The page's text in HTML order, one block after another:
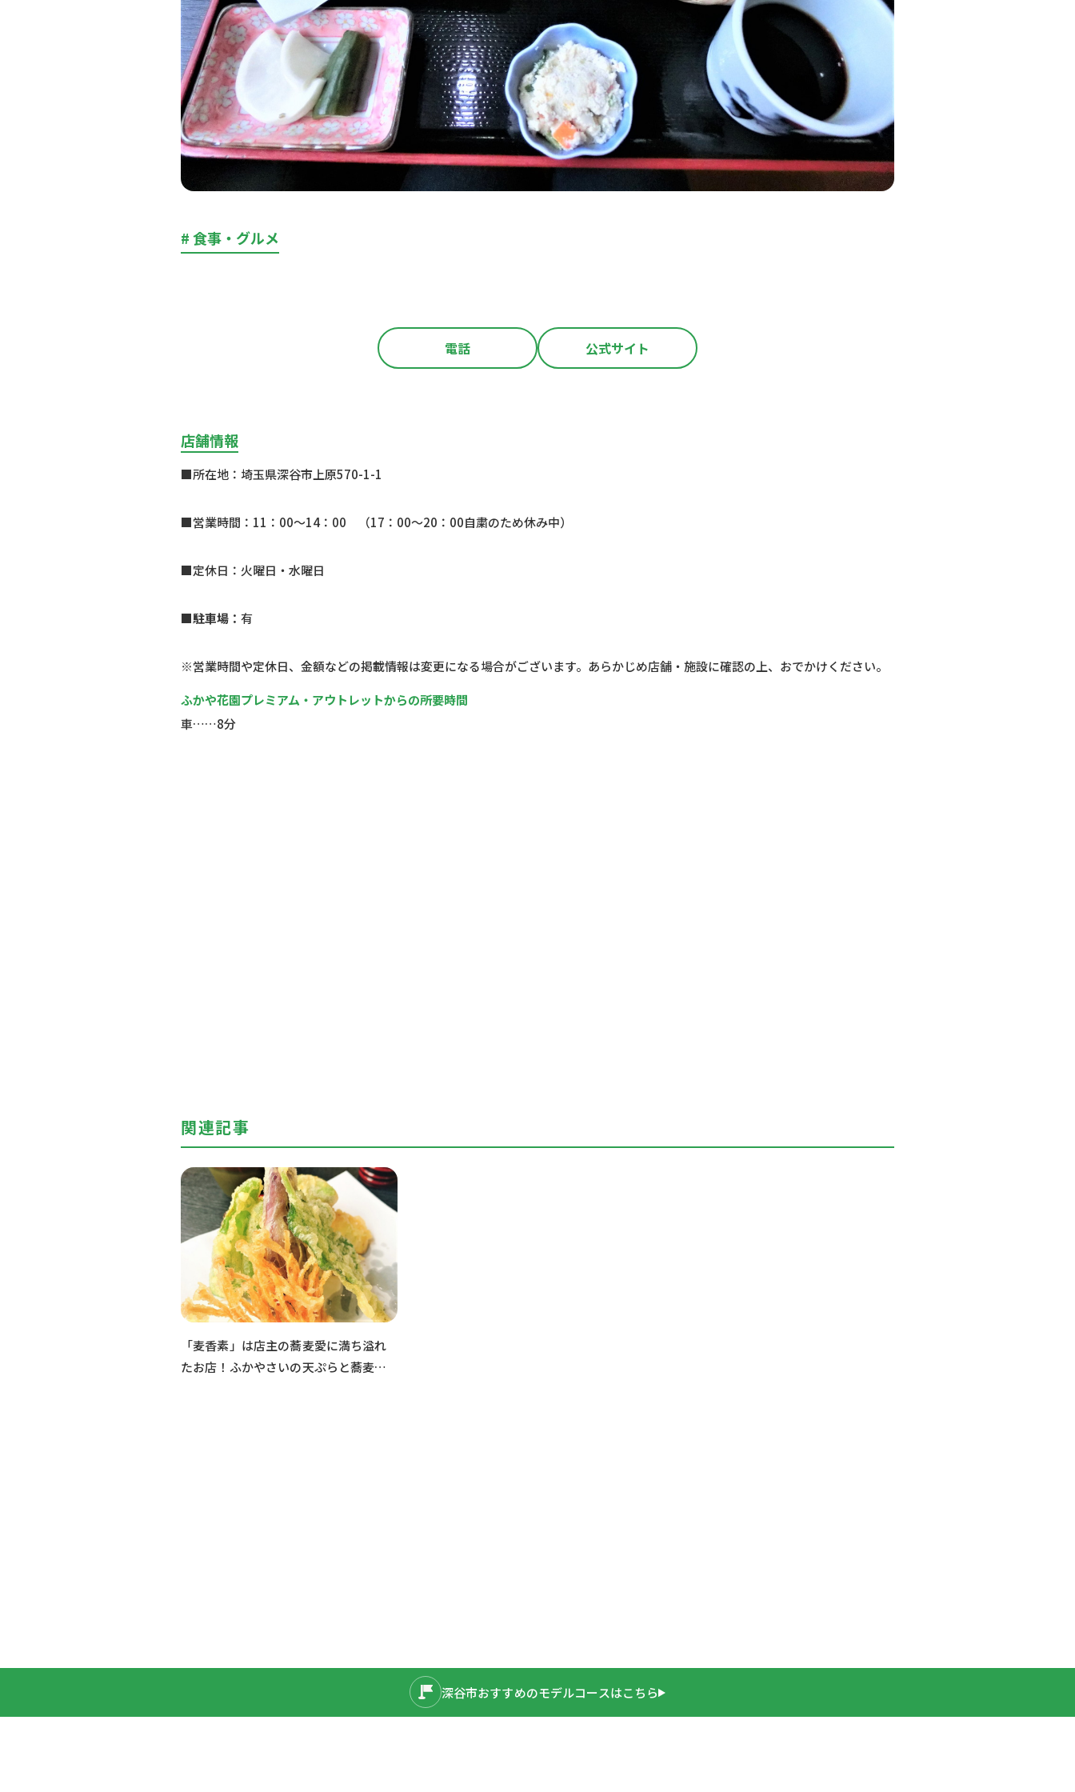
# 食事・グルメ
電話 公式サイト
店舗情報
■所在地： 埼玉県深谷市上原570-1-1
■営業時間： 11： 00～14： 00 （17 ： 00～20 ： 00自粛のため休み中）
■定休日： 火曜日・水曜日
■駐車場： 有
※営業時間や定休日、金額などの掲載情報は変更になる場合がございます。あらかじめ店舗・施設に確認の上、おでかけください。
ふかや花園プレミアム・アウトレットからの所要時間
車……8分
関連記事
「麦香素」は店主の蕎麦愛に満ち溢れ
たお店！ふかやさいの天ぷらと蕎麦を
深谷市おすすめのモデルコースはこちら